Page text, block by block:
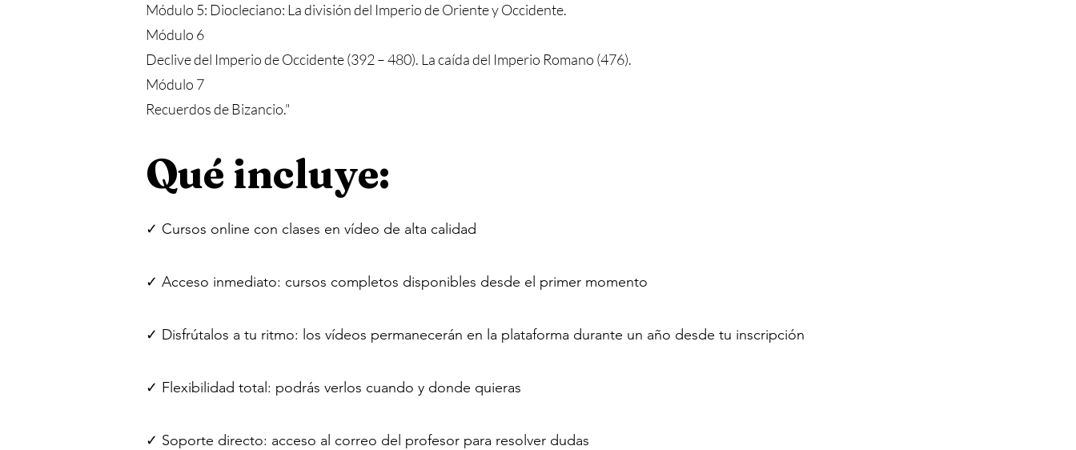
Módulo 5: Diocleciano: La división del Imperio de Oriente y Occidente.
Módulo 6
Declive del Imperio de Occidente (392 – 480). La caída del Imperio Romano (476).
Módulo 7
Recuerdos de Bizancio."
Qué incluye:
✓ Cursos online con clases en vídeo de alta calidad
✓ Acceso inmediato: cursos completos disponibles desde el primer momento
✓ Disfrútalos a tu ritmo: los vídeos permanecerán en la plataforma durante un año desde tu inscripción
✓ Flexibilidad total: podrás verlos cuando y donde quieras
✓ Soporte directo: acceso al correo del profesor para resolver dudas